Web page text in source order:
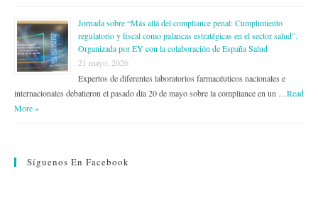
Jornada sobre “Más allá del compliance penal: Cumplimiento
regulatorio y fiscal como palancas estratégicas en el sector salud”.
Organizada por EY con la colaboración de España Salud
21 mayo, 2026
Expertos de diferentes laboratorios farmacéuticos nacionales e
internacionales debatieron el pasado día 20 de mayo sobre la compliance en un … Read
More »
Síguenos En Facebook